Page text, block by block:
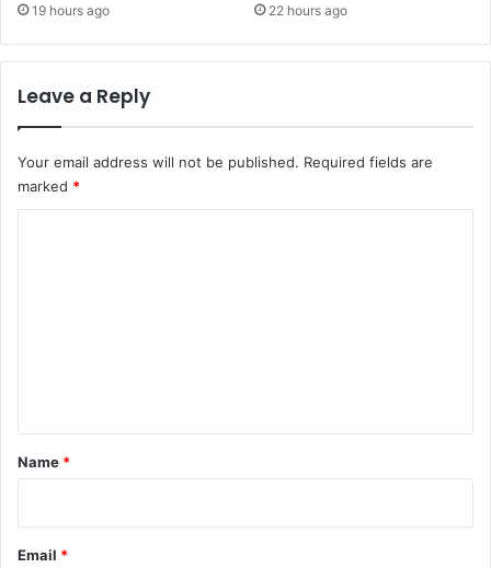
19 hours ago 22 hours ago
Leave a Reply
Your email address will not be published. Required fields are
marked *
*
Name *
Email *